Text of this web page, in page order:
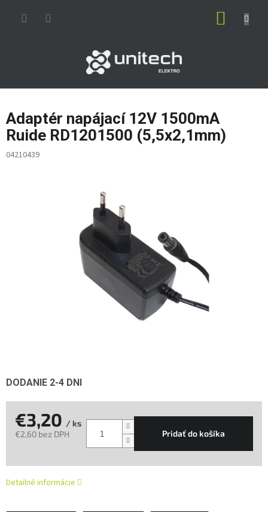
Adaptér napájací 12V 1500mA
Ruide RD1201500 (5,5x2,1mm)
04210439
DODANIE 2-4 DNI
€3,20 / ks
€2,60 bez DPH
Pridať do košíka
Detailné informácie